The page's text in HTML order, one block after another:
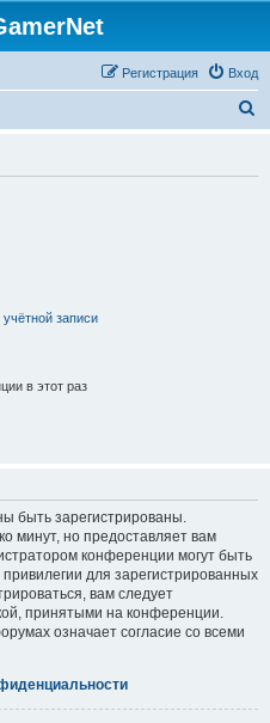
Вход
Регистрация
записи
в этот раз
быть зарегистрированы.
минут, но предоставляет вам
конференции могут быть
для зарегистрированных
вам следует
принятыми на конференции.
означает согласие со всеми